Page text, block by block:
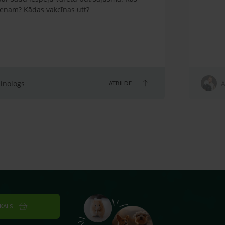
Kādas vakcīnas utt?
ATBILDE